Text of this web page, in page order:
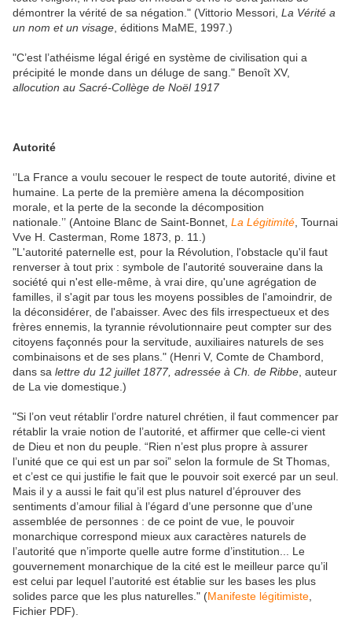
démontrer la vérité de sa négation." (Vittorio Messori, La Vérité a
un nom et un visage , éditions MaME, 1997.)
"C’est l’athéisme légal érigé en système de civilisation qui a
précipité le monde dans un déluge de sang." Benoît XV,
allocution au Sacré-Collège de Noël 1917
Autorité
‘’La France a voulu secouer le respect de toute autorité, divine et
humaine. La perte de la première amena la décomposition
morale, et la perte de la seconde la décomposition
nationale.’’ (Antoine Blanc de Saint-Bonnet, La Légitimité , Tournai
Vve H. Casterman, Rome 1873, p. 11.)
"L'autorité paternelle est, pour la Révolution, l'obstacle qu'il faut
renverser à tout prix : symbole de l'autorité souveraine dans la
société qui n'est elle-même, à vrai dire, qu'une agrégation de
familles, il s'agit par tous les moyens possibles de l'amoindrir, de
la déconsidérer, de l'abaisser. Avec des fils irrespectueux et des
frères ennemis, la tyrannie révolutionnaire peut compter sur des
citoyens façonnés pour la servitude, auxiliaires naturels de ses
combinaisons et de ses plans." (Henri V, Comte de Chambord,
dans sa lettre du 12 juillet 1877, adressée à Ch. de Ribbe , auteur
de La vie domestique.)
"Si l’on veut rétablir l’ordre naturel chrétien, il faut commencer par
rétablir la vraie notion de l’autorité, et affirmer que celle-ci vient
de Dieu et non du peuple. “Rien n’est plus propre à assurer
l’unité que ce qui est un par soi” selon la formule de St Thomas,
et c’est ce qui justifie le fait que le pouvoir soit exercé par un seul.
Mais il y a aussi le fait qu’il est plus naturel d’éprouver des
sentiments d’amour filial à l’égard d’une personne que d’une
assemblée de personnes : de ce point de vue, le pouvoir
monarchique correspond mieux aux caractères naturels de
l’autorité que n’importe quelle autre forme d’institution... Le
gouvernement monarchique de la cité est le meilleur parce qu’il
est celui par lequel l’autorité est établie sur les bases les plus
solides parce que les plus naturelles." (Manifeste légitimiste
Fichier PDF).